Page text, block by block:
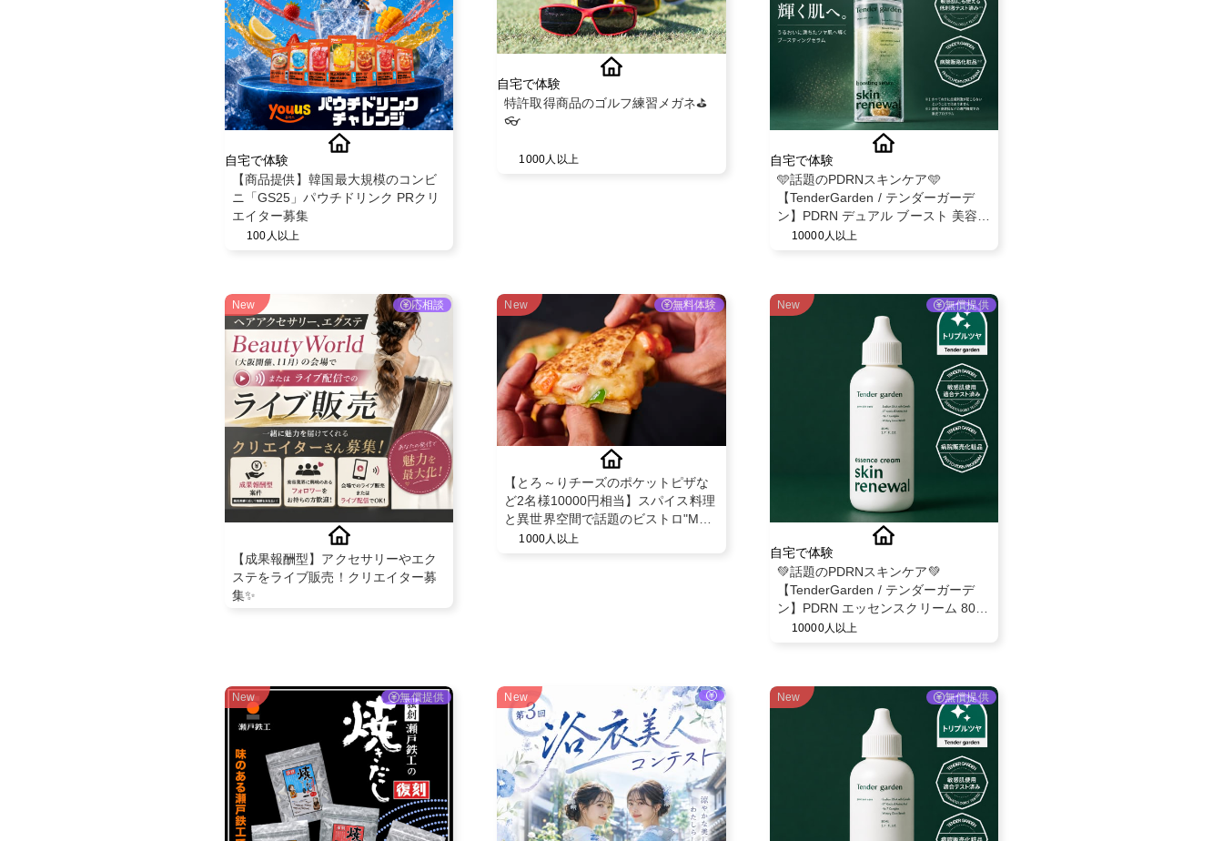
自宅で体験
【商品提供】韓国最大規模のコンビ
ニ「GS25」パウチドリンク PRクリ
エイター募集
100人以上
自宅で体験
特許取得商品のゴルフ練習メガネ⛳️
👓
1000人以上
自宅で体験
🩵話題のPDRNスキンケア🩵
【TenderGarden / テンダーガーデ
ン】PDRN デュアル ブースト 美容液
ミスト モニター募集✨
10000人以上
New 応相談
【成果報酬型】アクセサリーやエク
ステをライブ販売！クリエイター募
集✨
New 無料体験
【とろ～りチーズのポケットピザな
ど2名様10000円相当】スパイス料理
と異世界空間で話題のビストロ"MAD
CHEFs 池袋西口店"のディナー利用
1000人以上
New 無償提供
自宅で体験
💚話題のPDRNスキンケア💚
【TenderGarden / テンダーガーデ
ン】PDRN エッセンスクリーム 80ml
モニター募集✨
10000人以上
New 無償提供 New New 無償提供